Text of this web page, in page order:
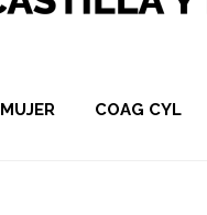
MUJER COAG CYL